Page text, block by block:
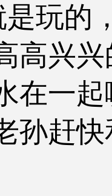
是玩的
高兴
在一
孙赶